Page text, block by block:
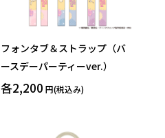
フォンタブ＆ストラップ（バ
ースデーパーティーver.）
各2,200 円(税込み)